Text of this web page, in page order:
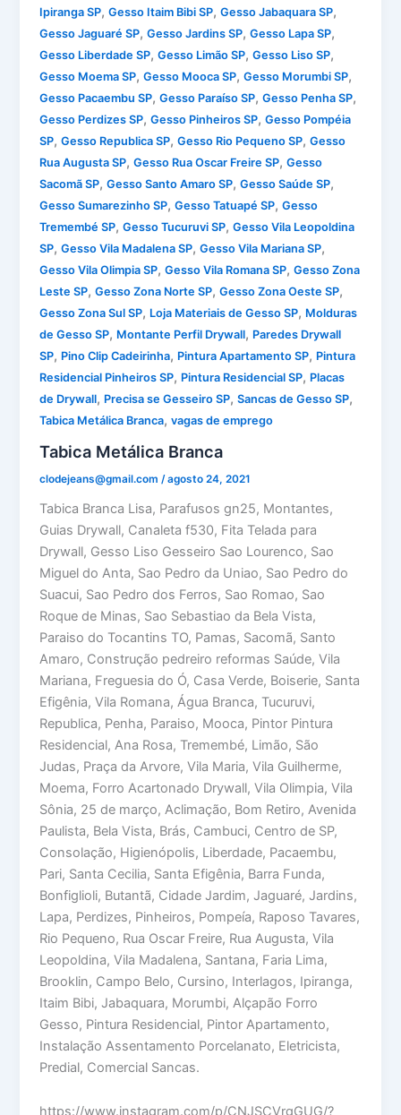
Ipiranga SP,Gesso Itaim Bibi SP,Gesso Jabaquara SP,
Gesso Jaguaré SP,Gesso Jardins SP,Gesso Lapa SP,
Gesso Liberdade SP,Gesso Limão SP,Gesso Liso SP,
Gesso Moema SP,Gesso Mooca SP,Gesso Morumbi SP,
Gesso Pacaembu SP,Gesso Paraíso SP,Gesso Penha SP,
Gesso Perdizes SP,Gesso Pinheiros SP,Gesso Pompéia
SP,Gesso Republica SP,Gesso Rio Pequeno SP,Gesso
Rua Augusta SP,Gesso Rua Oscar Freire SP,Gesso
Sacomã SP,Gesso Santo Amaro SP,Gesso Saúde SP,
Gesso Sumarezinho SP,Gesso Tatuapé SP,Gesso
Tremembé SP,Gesso Tucuruvi SP,Gesso Vila Leopoldina
SP,Gesso Vila Madalena SP,Gesso Vila Mariana SP,
Gesso Vila Olimpia SP,Gesso Vila Romana SP,Gesso Zona
Leste SP,Gesso Zona Norte SP,Gesso Zona Oeste SP,
Gesso Zona Sul SP, Loja Materiais de Gesso SP, Molduras
de Gesso SP, Montante Perfil Drywall, Paredes Drywall
SP, Pino Clip Cadeirinha, Pintura Apartamento SP, Pintura
Residencial Pinheiros SP, Pintura Residencial SP, Placas
de Drywall, Precisa se Gesseiro SP,Sancas de Gesso SP,
Tabica Metálica Branca,vagas de emprego
Tabica Metálica Branca
clodejeans@gmail.com/agosto 24, 2021
Tabica Branca Lisa, Parafusos gn25, Montantes,
Guias Drywall, Canaleta f530, Fita Telada para
Drywall, Gesso Liso Gesseiro Sao Lourenco, Sao
Miguel do Anta, Sao Pedro da Uniao, Sao Pedro do
Suacui, Sao Pedro dos Ferros, Sao Romao, Sao
Roque de Minas, Sao Sebastiao da Bela Vista,
Paraiso do Tocantins TO, Pamas, Sacomã, Santo
Amaro, Construção pedreiro reformas Saúde, Vila
Mariana, Freguesia do Ó, Casa Verde, Boiserie, Santa
Efigênia, Vila Romana, Água Branca, Tucuruvi,
Republica, Penha, Paraiso, Mooca, Pintor Pintura
Residencial, Ana Rosa, Tremembé, Limão, São
Judas, Praça da Arvore, Vila Maria, Vila Guilherme,
Moema, Forro Acartonado Drywall, Vila Olimpia, Vila
Sônia, 25 de março, Aclimação, Bom Retiro, Avenida
Paulista, Bela Vista, Brás, Cambuci, Centro de SP,
Consolação, Higienópolis, Liberdade, Pacaembu,
Pari, Santa Cecilia, Santa Efigênia, Barra Funda,
Bonfiglioli, Butantã, Cidade Jardim, Jaguaré, Jardins,
Lapa, Perdizes, Pinheiros, Pompeía, Raposo Tavares,
Rio Pequeno, Rua Oscar Freire, Rua Augusta, Vila
Leopoldina, Vila Madalena, Santana, Faria Lima,
Brooklin, Campo Belo, Cursino, Interlagos, Ipiranga,
Itaim Bibi, Jabaquara, Morumbi, Alçapão Forro
Gesso, Pintura Residencial, Pintor Apartamento,
Instalação Assentamento Porcelanato, Eletricista,
Predial, Comercial Sancas.
https://www.instagram.com/p/CNJSCVrgGUG/?